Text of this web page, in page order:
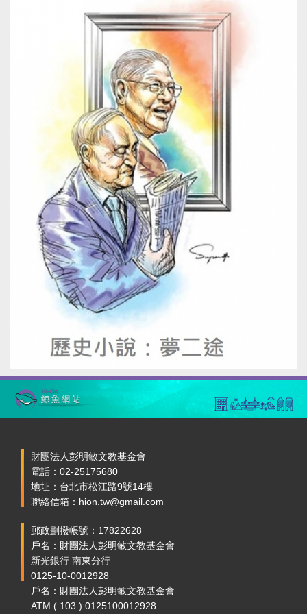
財團法人彭明敏文教基金會
電話：02-25175680
地址：台北市松江路9號14樓
聯絡信箱：hion.tw@gmail.com
郵政劃撥帳號：17822628
戶名：財團法人彭明敏文教基金會
新光銀行 南東分行
0125-10-0012928
戶名：財團法人彭明敏文教基金會
ATM ( 103 ) 0125100012928